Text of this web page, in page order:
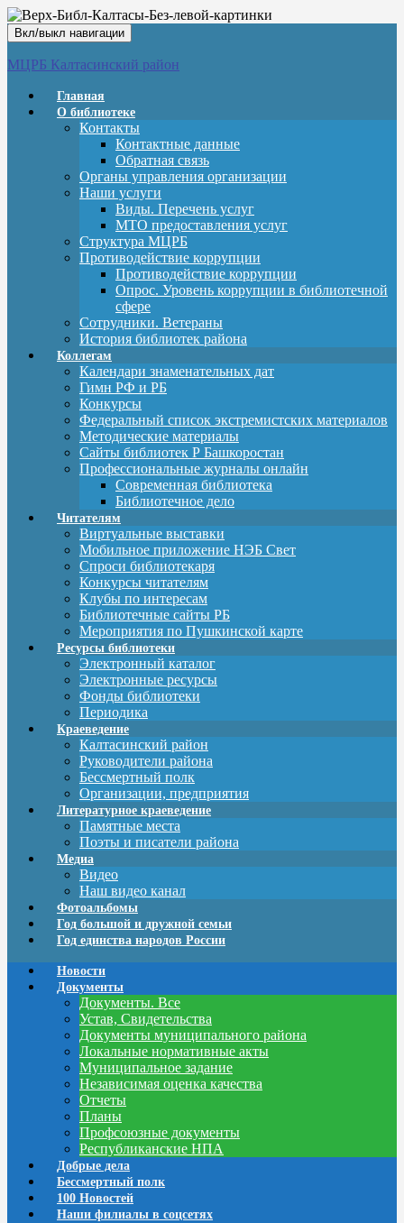
Вкл/выкл навигации
МЦРБ Калтасинский район
Главная
О библиотеке
Контакты
Контактные данные
Обратная связь
Органы управления организации
Наши услуги
Виды. Перечень услуг
МТО предоставления услуг
Структура МЦРБ
Противодействие коррупции
Противодействие коррупции
Опрос. Уровень коррупции в библиотечной
сфере
Сотрудники. Ветераны
История библиотек района
Коллегам
Календари знаменательных дат
Гимн РФ и РБ
Конкурсы
Федеральный список экстремистских материалов
Методические материалы
Сайты библиотек Р Башкоростан
Профессиональные журналы онлайн
Современная библиотека
Библиотечное дело
Читателям
Виртуальные выставки
Мобильное приложение НЭБ Свет
Спроси библиотекаря
Конкурсы читателям
Клубы по интересам
Библиотечные сайты РБ
Мероприятия по Пушкинской карте
Ресурсы библиотеки
Электронный каталог
Электронные ресурсы
Фонды библиотеки
Периодика
Краеведение
Калтасинский район
Руководители района
Бессмертный полк
Организации, предприятия
Литературное краеведение
Памятные места
Поэты и писатели района
Медиа
Видео
Наш видео канал
Фотоальбомы
Год большой и дружной семьи
Год единства народов России
Новости
Документы
Документы. Все
Устав, Свидетельства
Документы муниципального района
Локальные нормативные акты
Муниципальное задание
Независимая оценка качества
Отчеты
Планы
Профсоюзные документы
Республиканские НПА
Добрые дела
Бессмертный полк
100 Новостей
Наши филиалы в соцсетях